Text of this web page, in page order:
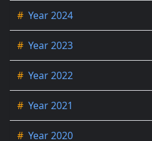
# Year 2024
# Year 2023
# Year 2022
# Year 2021
# Year 2020